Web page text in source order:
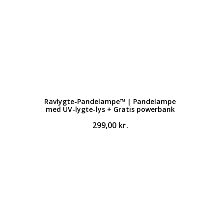
Ravlygte-Pandelampe™ | Pandelampe
med UV-lygte-lys + Gratis powerbank
299,00 kr.